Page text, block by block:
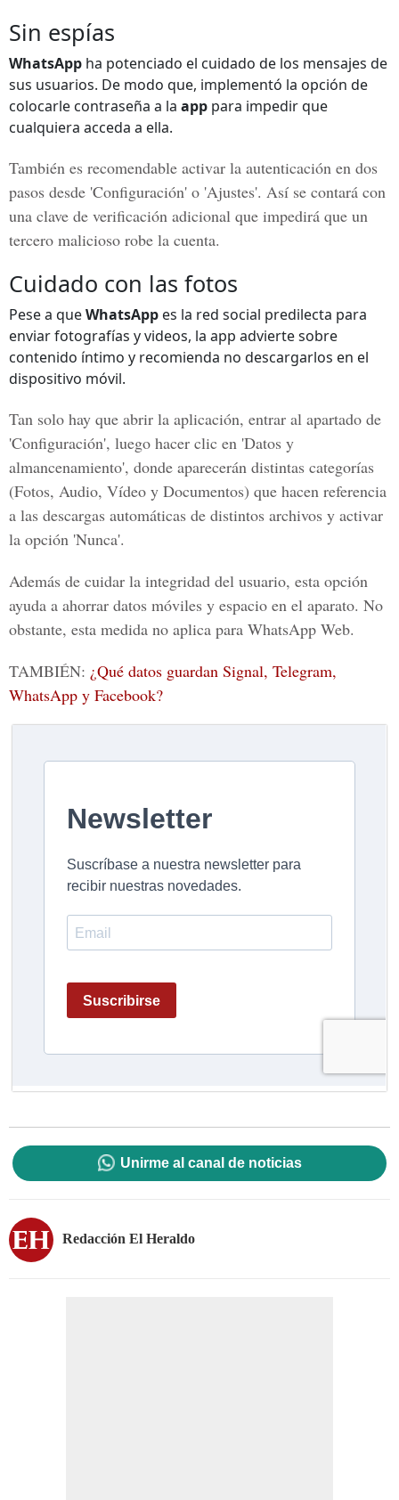
Sin espías
WhatsApp ha potenciado el cuidado de los mensajes de
sus usuarios. De modo que, implementó la opción de
colocarle contraseña a la app para impedir que
cualquiera acceda a ella.
También es recomendable activar la autenticación en dos
pasos desde 'Configuración' o 'Ajustes'. Así se contará con
una clave de verificación adicional que impedirá que un
tercero malicioso robe la cuenta.
Cuidado con las fotos
Pese a queWhatsApp es la red social predilecta para
enviar fotografías y videos, la app advierte sobre
contenido íntimo y recomienda no descargarlos en el
dispositivo móvil.
Tan solo hay que abrir la aplicación, entrar al apartado de
'Configuración', luego hacer clic en 'Datos y
almancenamiento', donde aparecerán distintas categorías
(Fotos, Audio, Vídeo y Documentos) que hacen referencia
a las descargas automáticas de distintos archivos y activar
la opción 'Nunca'.
Además de cuidar la integridad del usuario, esta opción
ayuda a ahorrar datos móviles y espacio en el aparato. No
obstante, esta medida no aplica para WhatsApp Web.
TAMBIÉN: ¿Qué datos guardan Signal, Telegram,
WhatsApp y Facebook?
Unirme al canal de noticias
Redacción El Heraldo